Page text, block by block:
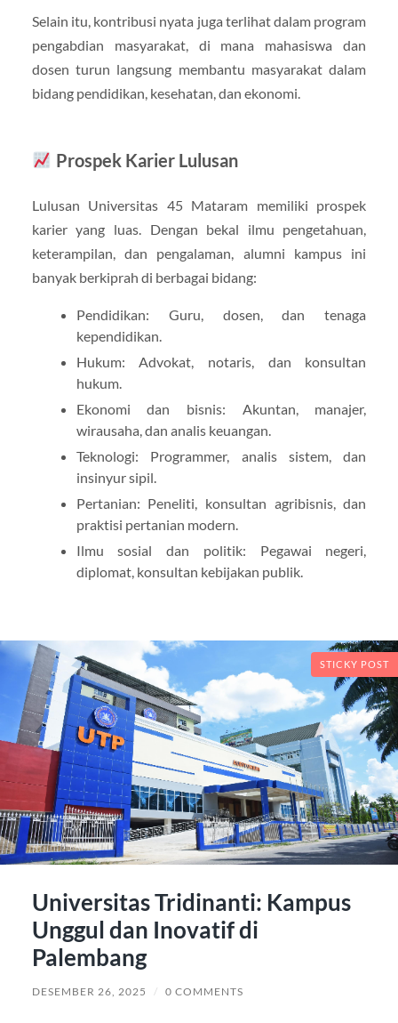
Selain itu, kontribusi nyata juga terlihat dalam program
pengabdian masyarakat, di mana mahasiswa dan
dosen turun langsung membantu masyarakat dalam
bidang pendidikan, kesehatan, dan ekonomi.
Prospek Karier Lulusan
Lulusan Universitas 45 Mataram memiliki prospek
karier yang luas. Dengan bekal ilmu pengetahuan,
keterampilan, dan pengalaman, alumni kampus ini
banyak berkiprah di berbagai bidang:
Pendidikan: Guru, dosen, dan tenaga
kependidikan.
Hukum: Advokat, notaris, dan konsultan
hukum.
Ekonomi dan bisnis: Akuntan, manajer,
wirausaha, dan analis keuangan.
Teknologi: Programmer, analis sistem, dan
insinyur sipil.
Pertanian: Peneliti, konsultan agribisnis, dan
praktisi pertanian modern.
Ilmu sosial dan politik: Pegawai negeri,
diplomat, konsultan kebijakan publik.
STICKY POST
Universitas Tridinanti: Kampus
Unggul dan Inovatif di
Palembang
DESEMBER 26, 2025 / 0 COMMENTS